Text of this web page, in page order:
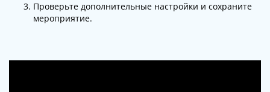
Проверьте дополнительные настройки и сохраните
мероприятие.